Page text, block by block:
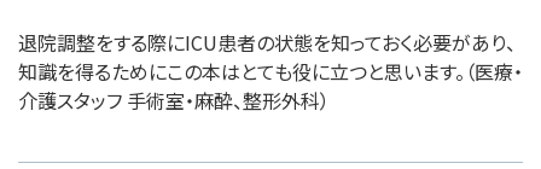
退院調整をする際にICU患者の状態を知っておく必要があり、
知識を得るためにこの本はとても役に立つと思います。（医療・
介護スタッフ 手術室・麻酔、整形外科）